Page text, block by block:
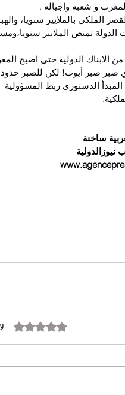
و شعبه واجياله .
الملكي بالملايير سنويا،
الدولة تمتص الملايير
الابناك الدولية حتى اصبح
صبر صبر أيوب! لكن للصبر
الدستوري ربط المسؤولية
ساخنة
تم التقييم بـ 0 من أصل 5 نجوم.